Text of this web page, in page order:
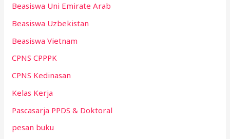
Beasiswa Uni Emirate Arab
Beasiswa Uzbekistan
Beasiswa Vietnam
CPNS CPPPK
CPNS Kedinasan
Kelas Kerja
Pascasarja PPDS & Doktoral
pesan buku